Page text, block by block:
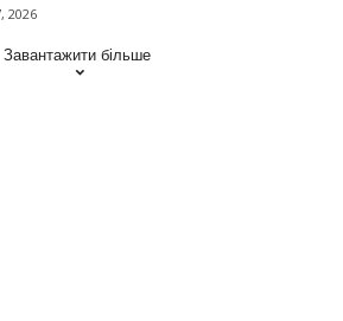
2026
Завантажити більше